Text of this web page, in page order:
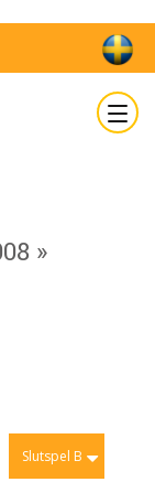
»
Slutspel B